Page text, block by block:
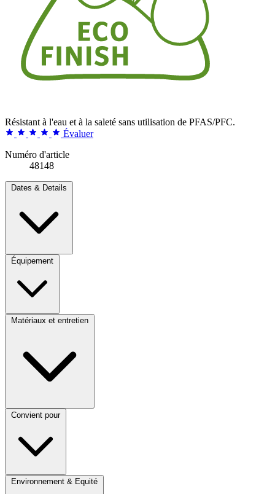
Résistant à l'eau et à la saleté sans utilisation de PFAS/PFC.
Évaluer
Numéro d'article
48148
Dates & Details
Équipement
Matériaux et entretien
Convient pour
Environnement & Equité